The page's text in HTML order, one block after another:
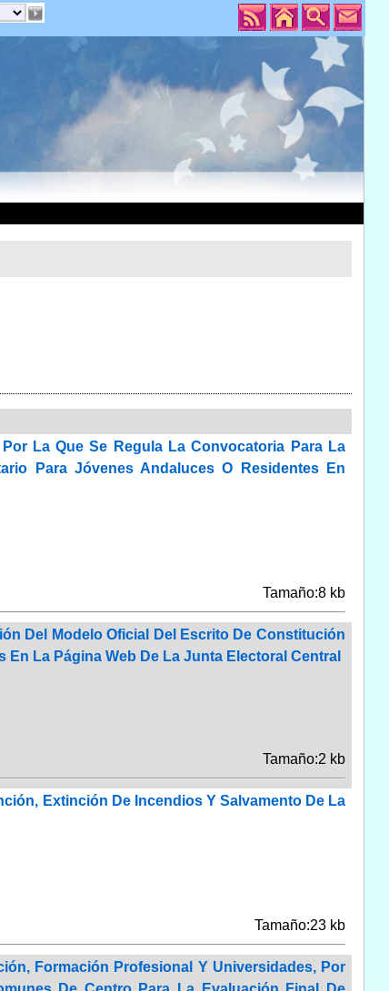
La Que Se Regula La Convocatoria Para La
Para Jóvenes Andaluces O Residentes En
Tamaño:8 kb
Del Modelo Oficial Del Escrito De Constitución
La Página Web De La Junta Electoral Central
Tamaño:2 kb
Extinción De Incendios Y Salvamento De La
Tamaño:23 kb
Formación Profesional Y Universidades, Por